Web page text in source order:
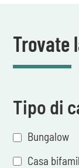
Trovate
Tipo di
Bungalow
Casa